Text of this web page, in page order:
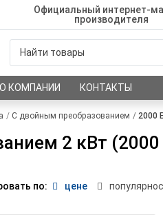
Официальный интернет-
производителя
О КОМПАНИИ КОНТАКТЫ
С двойным преобразованием 2000
2 кВт (2000
по: цене